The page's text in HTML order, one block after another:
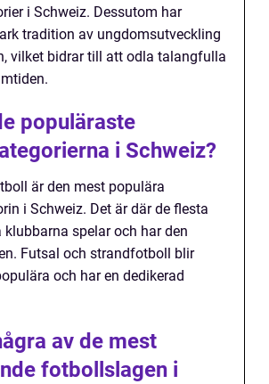
i Schweiz. Dessutom har
tradition av ungdomsutveckling
vilket bidrar till att odla talangfulla
populäraste
i Schweiz?
är den mest populära
i Schweiz. Det är där de flesta
spelar och har den
Futsal och strandfotboll blir
och har en dedikerad
av de mest
fotbollslagen i